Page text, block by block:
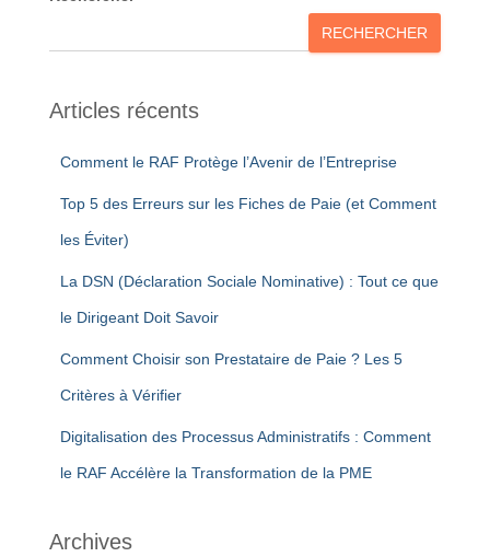
RECHERCHER
Articles récents
Comment le RAF Protège l’Avenir de l’Entreprise
Top 5 des Erreurs sur les Fiches de Paie (et Comment
les Éviter)
La DSN (Déclaration Sociale Nominative) : Tout ce que
le Dirigeant Doit Savoir
Comment Choisir son Prestataire de Paie ? Les 5
Critères à Vérifier
Digitalisation des Processus Administratifs : Comment
le RAF Accélère la Transformation de la PME
Archives